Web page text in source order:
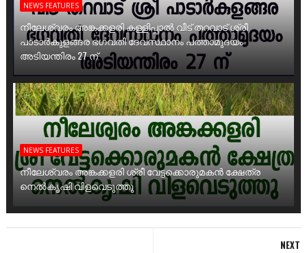
NEWS FEATURES
നീലേശ്വരം അങ്കക്കളരി കള്ളിപ്പാൽ വീട് തറവാട് ശ്രീ
പാടാർകുളങ്ങര ഭഗവതി ദേവസ്ഥാനം പത്താമുദയം
അടിയന്തിരം 27 ന്
NEWS FEATURES
നീലേശ്വരം അങ്കക്കളരി ശ്രീ വേട്ടക്കൊരുമകൻ ക്ഷേത്ര
നെൽകൃഷി വിളവെടുത്തു
NEXT